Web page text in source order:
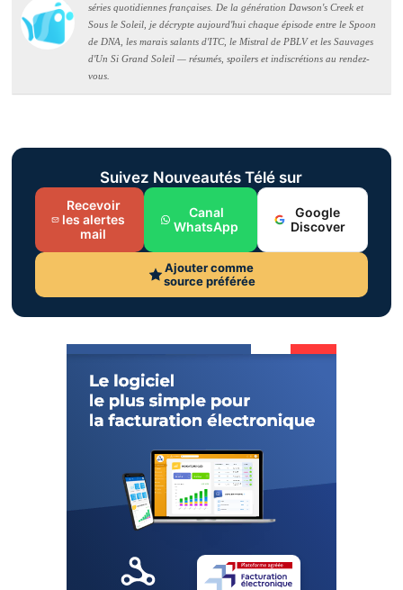
séries quotidiennes françaises. De la génération Dawson's Creek et
Sous le Soleil, je décrypte aujourd'hui chaque épisode entre le Spoon
de DNA, les marais salants d'ITC, le Mistral de PBLV et les Sauvages
d'Un Si Grand Soleil — résumés, spoilers et indiscrétions au rendez-
vous.
Suivez Nouveautés Télé sur
Recevoir
les alertes
mail
Canal
WhatsApp
Google
Discover
Ajouter comme
source préférée